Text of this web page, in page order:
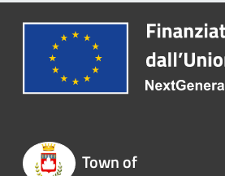
Town of